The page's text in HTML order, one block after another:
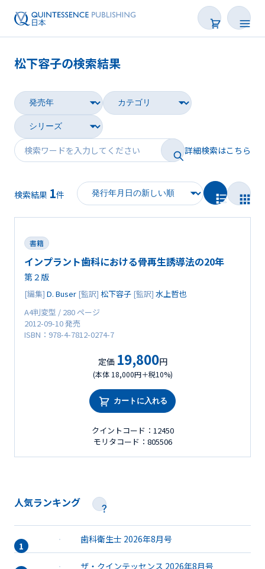
雑誌
映像
電子BOOK
著者一覧
松下容子の検索結果
詳細検索はこちら
検索結果 1件
書籍
インプラント歯科における骨再生誘導法の20年
第２版
[編集] D. Buser [監訳] 松下容子 [監訳] 水上哲也
A4判変型 / 280 ページ
2012-09-10 発売
ISBN：978-4-7812-0274-7
定価 19,800円
(本体 18,000円＋税10%)
カートに入れる
クイントコード：12450
モリタコード：805506
人気ランキング
歯科衛生士 2026年8月号
ザ・クインテッセンス 2026年8月号